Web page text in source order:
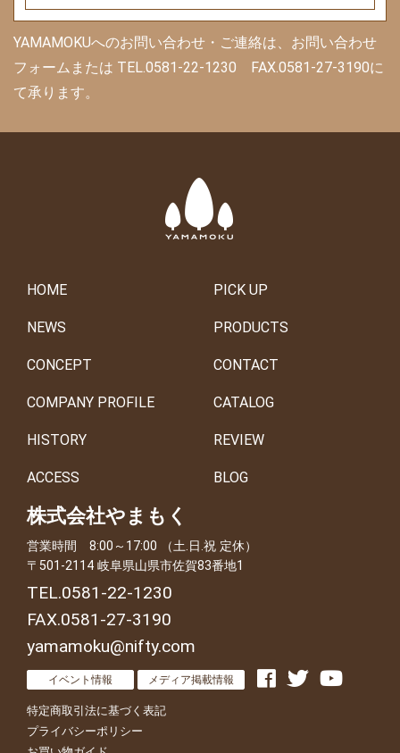
YAMAMOKUへのお問い合わせ・ご連絡は、お問い合わせ
フォームまたは TEL.0581-22-1230 FAX.0581-27-3190に
て承ります。
HOME
NEWS
CONCEPT
COMPANY PROFILE
HISTORY
ACCESS
PICK UP
PRODUCTS
CONTACT
CATALOG
REVIEW
BLOG
株式会社やまもく
営業時間 8:00～17:00 （土.日.祝 定休）
〒501-2114 岐阜県山県市佐賀83番地1
TEL.0581-22-1230
FAX.0581-27-3190
yamamoku@nifty.com
イベント情報 メディア掲載情報
特定商取引法に基づく表記
プライバシーポリシー